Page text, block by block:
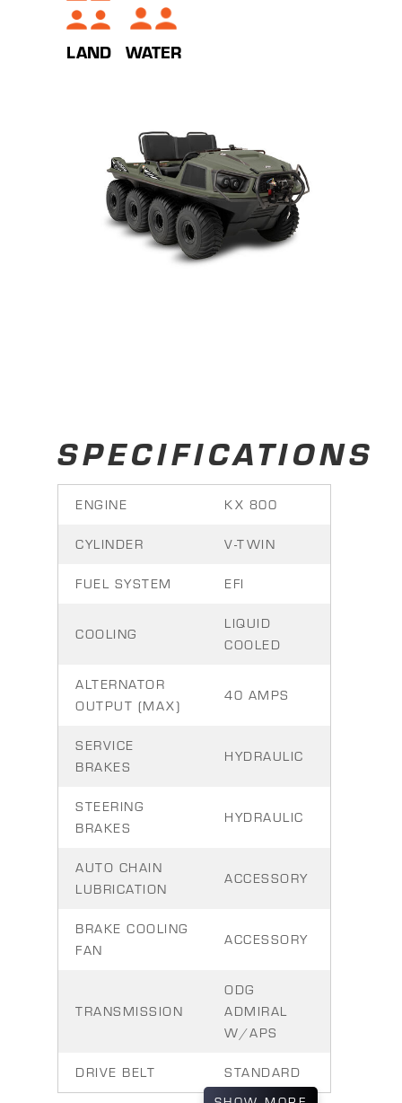
LAND WATER
SPECIFICATIONS
ENGINE KX 800
CYLINDER V-TWIN
FUEL SYSTEM EFI
COOLING
LIQUID
COOLED
ALTERNATOR
OUTPUT (MAX)
40 AMPS
SERVICE
BRAKES
HYDRAULIC
STEERING
BRAKES
HYDRAULIC
AUTO CHAIN
LUBRICATION
ACCESSORY
BRAKE COOLING
FAN
ACCESSORY
TRANSMISSION
ODG
ADMIRAL
W/APS
DRIVE BELT STANDARD